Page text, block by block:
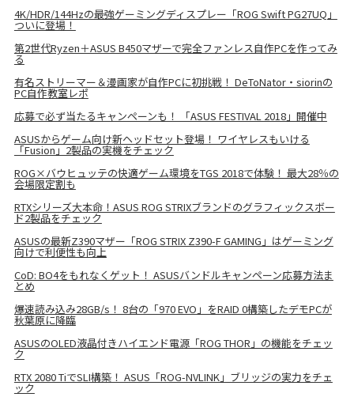
4K/HDR/144Hzの最強ゲーミングディスプレー「ROG Swift PG27UQ」
ついに登場！
第2世代Ryzen＋ASUS B450マザーで完全ファンレス自作PCを作ってみ
る
有名ストリーマー＆漫画家が自作PCに初挑戦！ DeToNator・siorinの
PC自作教室レポ
応募で必ず当たるキャンペーンも！ 「ASUS FESTIVAL 2018」開催中
ASUSからゲーム向け新ヘッドセット登場！ ワイヤレスもいける
「Fusion」2製品の実機をチェック
ROG×バウヒュッテの快適ゲーム環境をTGS 2018で体験！ 最大28％の
会場限定割も
RTXシリーズ大本命！ASUS ROG STRIXブランドのグラフィックスボー
ド2製品をチェック
ASUSの最新Z390マザー「ROG STRIX Z390-F GAMING」はゲーミング
向けで利便性も向上
CoD: BO4をもれなくゲット！ ASUSバンドルキャンペーン応募方法ま
とめ
爆速読み込み28GB/s！ 8台の「970 EVO」をRAID 0構築したデモPCが
秋葉原に降臨
ASUSのOLED液晶付きハイエンド電源「ROG THOR」の機能をチェッ
ク
RTX 2080 TiでSLI構築！ ASUS「ROG-NVLINK」ブリッジの実力をチェ
ック